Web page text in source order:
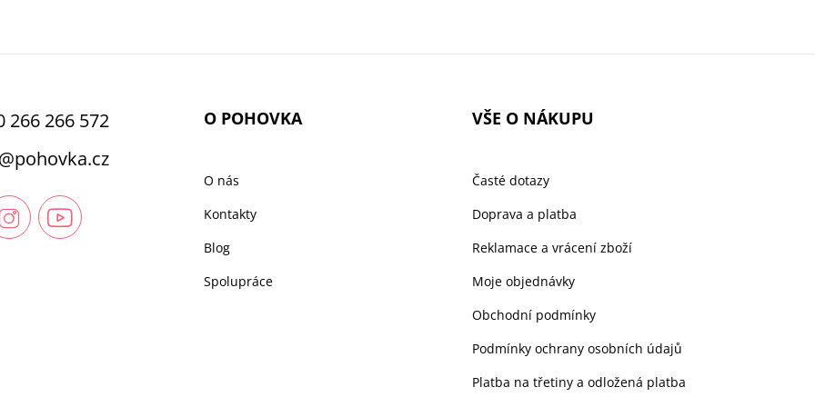
266 266 572
@pohovka.cz
O POHOVKA
O nás
Kontakty
Blog
Spolupráce
VŠE O NÁKUPU
Časté dotazy
Doprava a platba
Reklamace a vrácení zboží
Moje objednávky
Obchodní podmínky
Podmínky ochrany osobních údajů
Platba na třetiny a odložená platba